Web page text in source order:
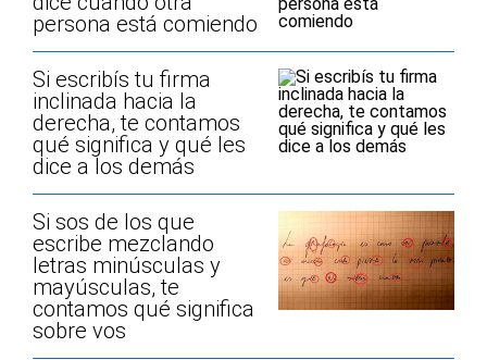
persona está comiendo
Si escribís tu firma
inclinada hacia la
derecha, te contamos
qué significa y qué les
dice a los demás
Si sos de los que
escribe mezclando
letras minúsculas y
mayúsculas, te
contamos qué significa
sobre vos